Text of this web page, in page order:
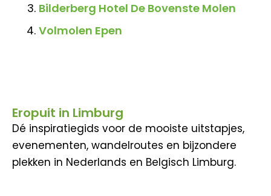
Bilderberg Hotel De Bovenste Molen
Volmolen Epen
Eropuit in Limburg
Dé inspiratiegids voor de mooiste uitstapjes,
evenementen, wandelroutes en bijzondere
plekken in Nederlands en Belgisch Limburg.